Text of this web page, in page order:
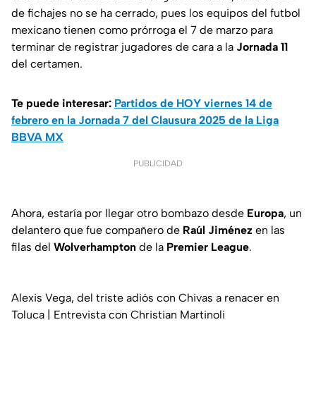
de fichajes no se ha cerrado, pues los equipos del futbol
mexicano tienen como prórroga el 7 de marzo para
terminar de registrar jugadores de cara a la Jornada 11
del certamen.
Te puede interesar: Partidos de HOY viernes 14 de
febrero en la Jornada 7 del Clausura 2025 de la Liga
BBVA MX
PUBLICIDAD
Ahora, estaría por llegar otro bombazo desde Europa, un
delantero que fue compañero de Raúl Jiménez en las
filas del Wolverhampton de la Premier League.
Alexis Vega, del triste adiós con Chivas a renacer en
Toluca | Entrevista con Christian Martinoli